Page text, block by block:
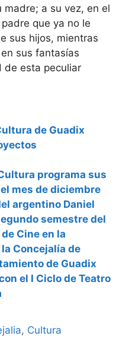
a su vez, en el
que ya no le
sus hijos, mientras
sus fantasías
de esta peculiar
de Guadix
programa sus
mes de diciembre
argentino Daniel
semestre del
Cine en la
Concejalía de
de Guadix
el I Ciclo de Teatro
, Cultura